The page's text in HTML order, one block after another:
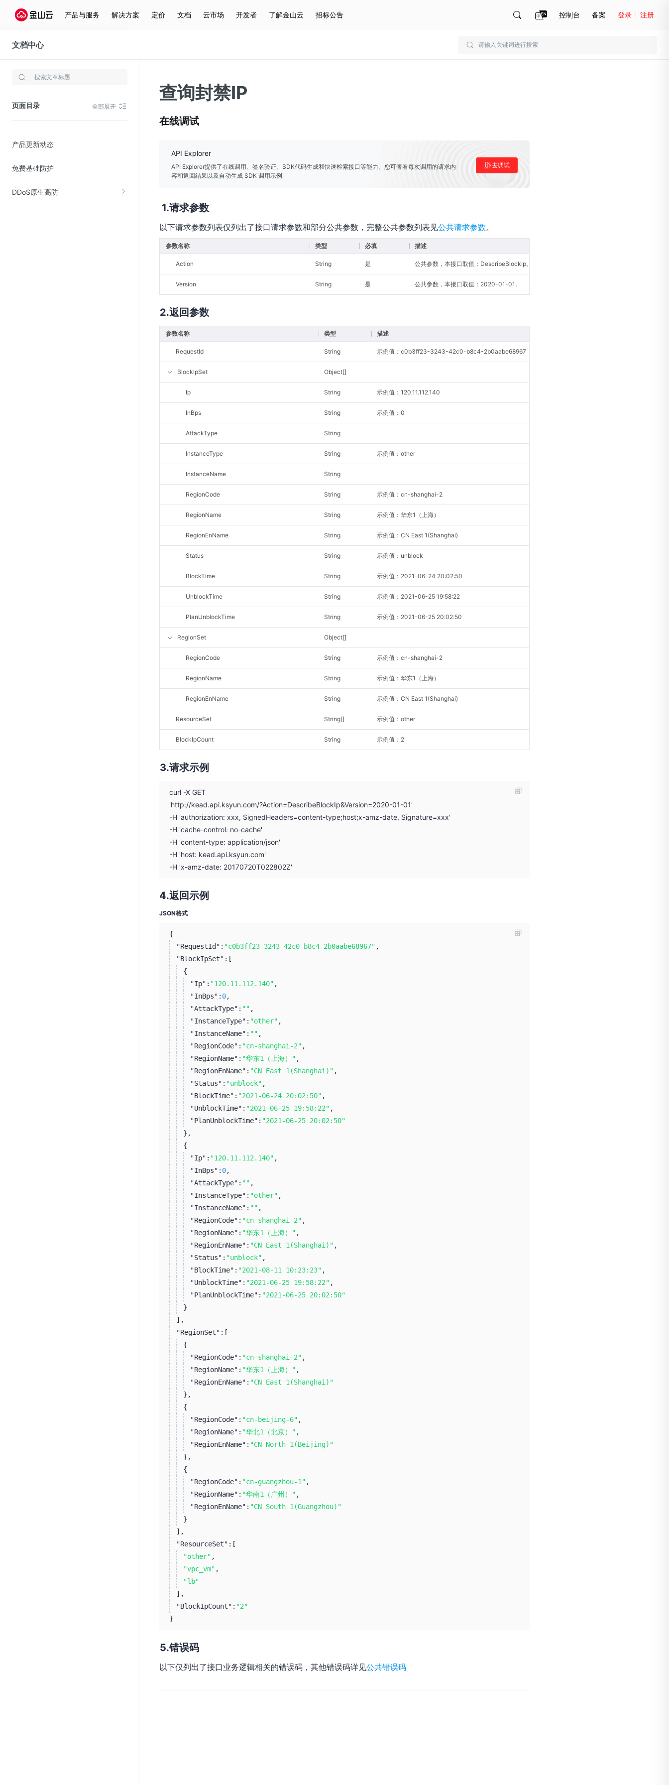
产品与服务 解决方案 定价 文档 云市场 开发者 了解金山云 招标公告 控制台 备案 登录 注册
文档中心
DDoS原生高防
页面目录 全部展开
产品更新动态
免费基础防护
DDoS原生高防
存储与云分发
云硬盘(EBS)
在线迁移服务
查询封禁IP
在线调试
API Explorer
API Explorer提供了在线调用、签名验证、SDK代码生成和快速检索接口等能力。您可査看每次调用的请求内
容和返回结果以及自动生成 SDK 调用示例
去调试
请求参数
以下请求参数列表仅列出了接口请求参数和部分公共参数，完整公共参数列表见公共请求参数。
参数名称 类型 必填 描述
Action String 是 公共参数，本接口取值：DescribeBlockIp。
Version String 是 公共参数，本接口取值：2020-01-01。
返回参数
参数名称 类型 描述
RequestId String 示例值：c0b3ff23-3243-42c0-b8c4-2b0aabe68967
BlockIpSet Object[]
Ip String 示例值：120.11.112.140
InBps String 示例值：0
AttackType String
InstanceType String 示例值：other
InstanceName String
RegionCode String 示例值：cn-shanghai-2
RegionName String 示例值：华东1（上海）
RegionEnName String 示例值：CN East 1(Shanghai)
Status String 示例值：unblock
BlockTime String 示例值：2021-06-24 20:02:50
UnblockTime String 示例值：2021-06-25 19:58:22
PlanUnblockTime String 示例值：2021-06-25 20:02:50
RegionSet Object[]
RegionCode String 示例值：cn-shanghai-2
RegionName String 示例值：华东1（上海）
RegionEnName String 示例值：CN East 1(Shanghai)
ResourceSet String[] 示例值：other
BlockIpCount String 示例值：2
请求示例
curl -X GET
'http://kead.api.ksyun.com/?Action=DescribeBlockIp&Version=2020-01-01'
-H 'authorization: xxx, SignedHeaders=content-type;host;x-amz-date, Signature=xxx'
-H 'cache-control: no-cache'
-H 'content-type: application/json'
-H 'host: kead.api.ksyun.com'
-H 'x-amz-date: 20170720T022802Z'
返回示例
JSON格式
{
"RequestId": "c0b3ff23-3243-42c0-b8c4-2b0aabe68967" ,
"BlockIpSet": [
{
"Ip": "120.11.112.140" ,
"InBps": 0,
"AttackType": "" ,
"InstanceType": "other" ,
"InstanceName": "" ,
"RegionCode": "cn-shanghai-2" ,
"RegionName": "华东1（上海）" ,
"RegionEnName": "CN East 1(Shanghai)" ,
"Status": "unblock" ,
"BlockTime": "2021-06-24 20:02:50" ,
"UnblockTime": "2021-06-25 19:58:22" ,
"PlanUnblockTime": "2021-06-25 20:02:50"
} ,
{
"Ip": "120.11.112.140" ,
"InBps": 0,
"AttackType": "" ,
"InstanceType": "other" ,
"InstanceName": "" ,
"RegionCode": "cn-shanghai-2" ,
"RegionName": "华东1（上海）" ,
"RegionEnName": "CN East 1(Shanghai)" ,
"Status": "unblock" ,
"BlockTime": "2021-08-11 10:23:23" ,
"UnblockTime": "2021-06-25 19:58:22" ,
"PlanUnblockTime": "2021-06-25 20:02:50"
}
] ,
"RegionSet": [
{
"RegionCode": "cn-shanghai-2" ,
"RegionName": "华东1（上海）" ,
"RegionEnName": "CN East 1(Shanghai)"
} ,
{
"RegionCode": "cn-beijing-6" ,
"RegionName": "华北1（北京）" ,
"RegionEnName": "CN North 1(Beijing)"
} ,
{
"RegionCode": "cn-guangzhou-1" ,
"RegionName": "华南1（广州）" ,
"RegionEnName": "CN South 1(Guangzhou)"
}
] ,
"ResourceSet": [
"other" ,
"vpc_vm" ,
"lb"
] ,
"BlockIpCount": "2"
}
错误码
以下仅列出了接口业务逻辑相关的错误码，其他错误码详见公共错误码